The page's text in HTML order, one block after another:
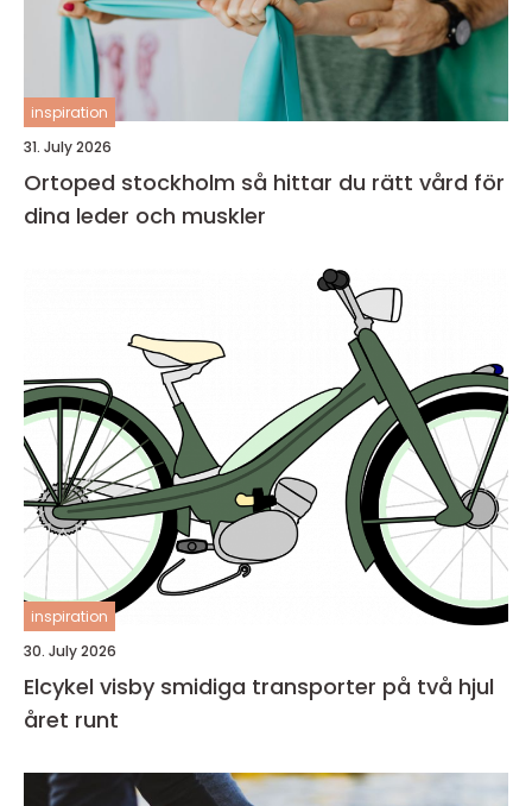
inspiration
31. July 2026
Ortoped stockholm så hittar du rätt vård för
dina leder och muskler
inspiration
30. July 2026
Elcykel visby smidiga transporter på två hjul
året runt